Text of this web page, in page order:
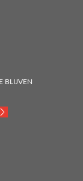
BLIJVEN